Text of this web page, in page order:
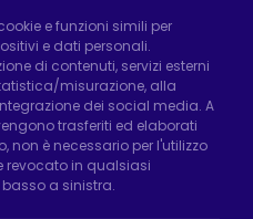
Industrial Zone,
34555
46
e funzioni simili per
e dati personali.
di contenuti, servizi esterni
misurazione, alla
dei social media. A
trasferiti ed elaborati
non è necessario per l'utilizzo
revocato in qualsiasi
a sinistra.